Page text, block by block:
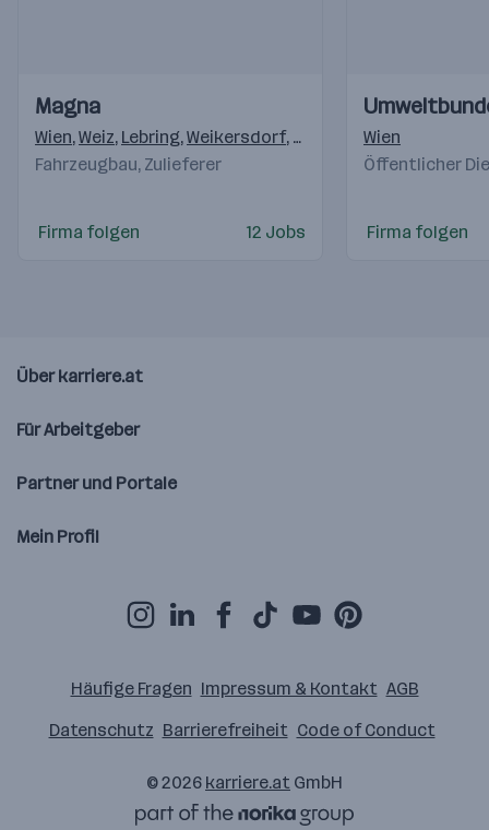
Videos
Einblicke
Einblicke
Magna
Wien,Weiz, Lebring,Weikersdorf, Krottendorf (Weiz)
Fahrzeugbau, Zulieferer
Firma folgen 12 Jobs
Videos
Einblicke
Einblicke
Wien
Öffentlicher
Firma folgen
Über karriere.at
Für Arbeitgeber
Partner und Portale
Mein Profil
Häufige Fragen Impressum & Kontakt AGB
Datenschutz Barrierefreiheit Code of Conduct
© 2026 karriere.at GmbH